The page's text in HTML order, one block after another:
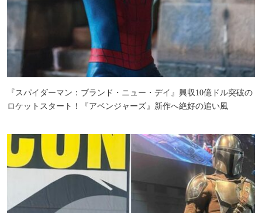
『スパイダーマン：ブランド・ニュー・デイ』興収10億ドル突破の
ロケットスタート！『アベンジャーズ』新作へ絶好の追い風